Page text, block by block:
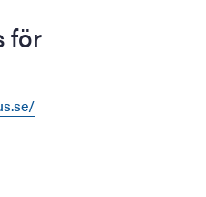
för